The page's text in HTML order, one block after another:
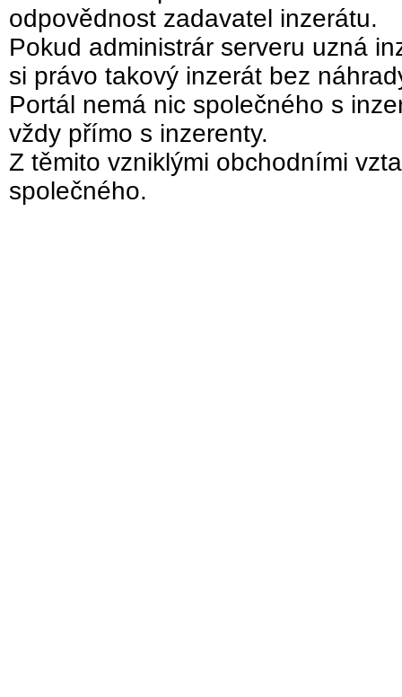
odpovědnost zadavatel inzerátu.
Pokud administrár serveru uzná
si právo takový inzerát bez
Portál nemá nic společného s
vždy přímo s inzerenty.
Z těmito vzniklými obchodními
společného.